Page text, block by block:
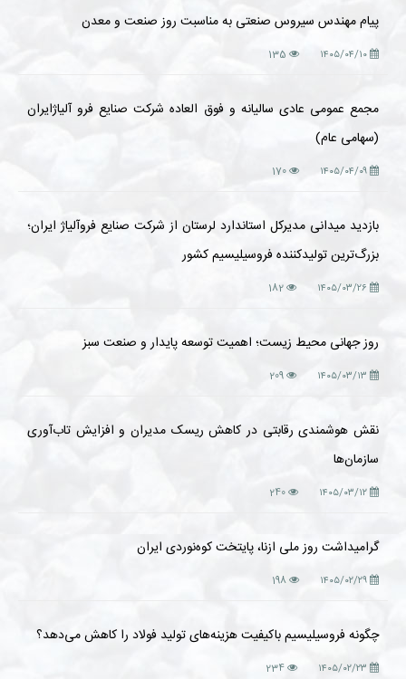
پیام مهندس سیروس صنعتی به مناسبت روز صنعت و معدن
۱۴۰۵/۰۴/۱۰ 135
مجمع عمومی عادی سالیانه و فوق العاده شرکت صنایع فرو آلیاژایران
(سهامی عام)
۱۴۰۵/۰۴/۰۹ 170
بازدید میدانی مدیرکل استاندارد لرستان از شرکت صنایع فروآلیاژ ایران؛
بزرگ‌ترین تولیدکننده فروسیلیسیم کشور
۱۴۰۵/۰۳/۲۶ 182
روز جهانی محیط زیست؛ اهمیت توسعه پایدار و صنعت سبز
۱۴۰۵/۰۳/۱۳ 209
نقش هوشمندی رقابتی در کاهش ریسک مدیران و افزایش تاب‌آوری
سازمان‌ها
۱۴۰۵/۰۳/۱۲ 240
گرامیداشت روز ملی ازنا، پایتخت کوه‌نوردی ایران
۱۴۰۵/۰۲/۲۹ 198
چگونه فروسیلیسیم باکیفیت هزینه‌های تولید فولاد را کاهش می‌دهد؟
۱۴۰۵/۰۲/۲۳ 234